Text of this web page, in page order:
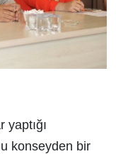
konseyden bir